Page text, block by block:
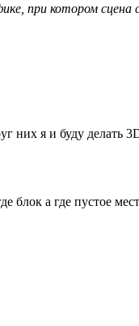
при котором сцена
них я и буду делать
блок а где пустое